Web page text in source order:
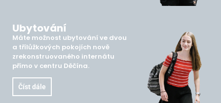
Ubytování
Máte možnost ubytování ve dvou
a třílůžkových pokojích nově
zrekonstruovaného internátu
přímo v centru Děčína.
Číst dále